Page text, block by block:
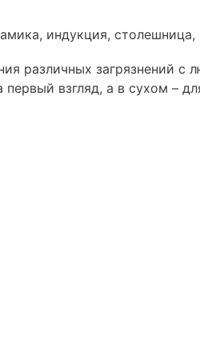
индукция, столешница,
различных загрязнений с
взгляд, а в сухом –